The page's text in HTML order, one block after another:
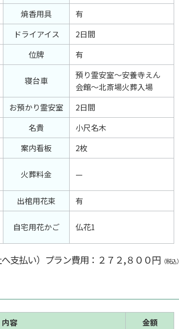
焼香用具
有
ドライアイス
2日間
位牌 有
寝台車
預り霊安室～安養寺えん
会館～北斎場火葬入場
お預かり霊安室
2日間
名貴
小尺名木
案内看板
2枚
火葬料金 —
出棺用花束 有
自宅用花かご 仏花1
へ支払い）プラン費用 ：２７２,８００円 （税込）
内容 金額